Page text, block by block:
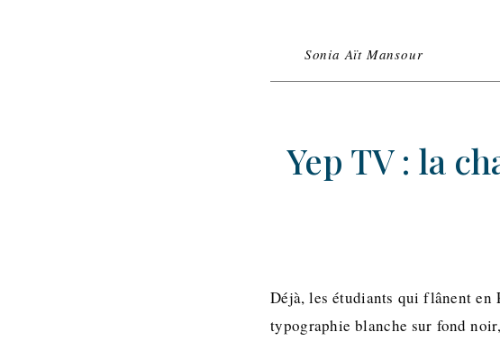
Sonia Aït Mansour
Yep TV : la
Déjà, les étudiants qui flânent en
typographie blanche sur fond